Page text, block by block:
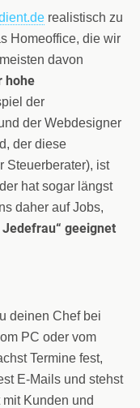
realistisch zu
Homeoffice, die wir
davon
hohe
der
der Webdesigner
der diese
Steuerberater), ist
hat sogar längst
daher auf Jobs,
geeignet
deinen Chef bei
PC oder vom
Termine fest,
E-Mails und stehst
Kunden und